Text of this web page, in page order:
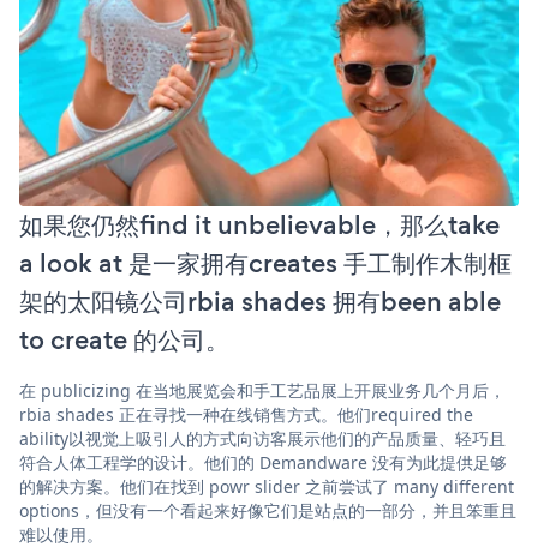
如果您仍然find it unbelievable，那么take
a look at 是一家拥有creates 手工制作木制框
架的太阳镜公司rbia shades 拥有been able
to create 的公司。
在 publicizing 在当地展览会和手工艺品展上开展业务几个月后，
rbia shades 正在寻找一种在线销售方式。他们required the
ability以视觉上吸引人的方式向访客展示他们的产品质量、轻巧且
符合人体工程学的设计。他们的 Demandware 没有为此提供足够
的解决方案。他们在找到 powr slider 之前尝试了 many different
options，但没有一个看起来好像它们是站点的一部分，并且笨重且
难以使用。